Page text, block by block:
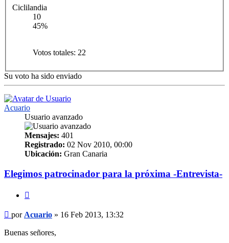
Ciclilandia
10
45%
Votos totales: 22
Su voto ha sido enviado
Acuario
Usuario avanzado
Mensajes: 401
Registrado: 02 Nov 2010, 00:00
Ubicación: Gran Canaria
Elegimos patrocinador para la próxima -Entrevista-
Mensaje
por Acuario » 16 Feb 2013, 13:32
Buenas señores,